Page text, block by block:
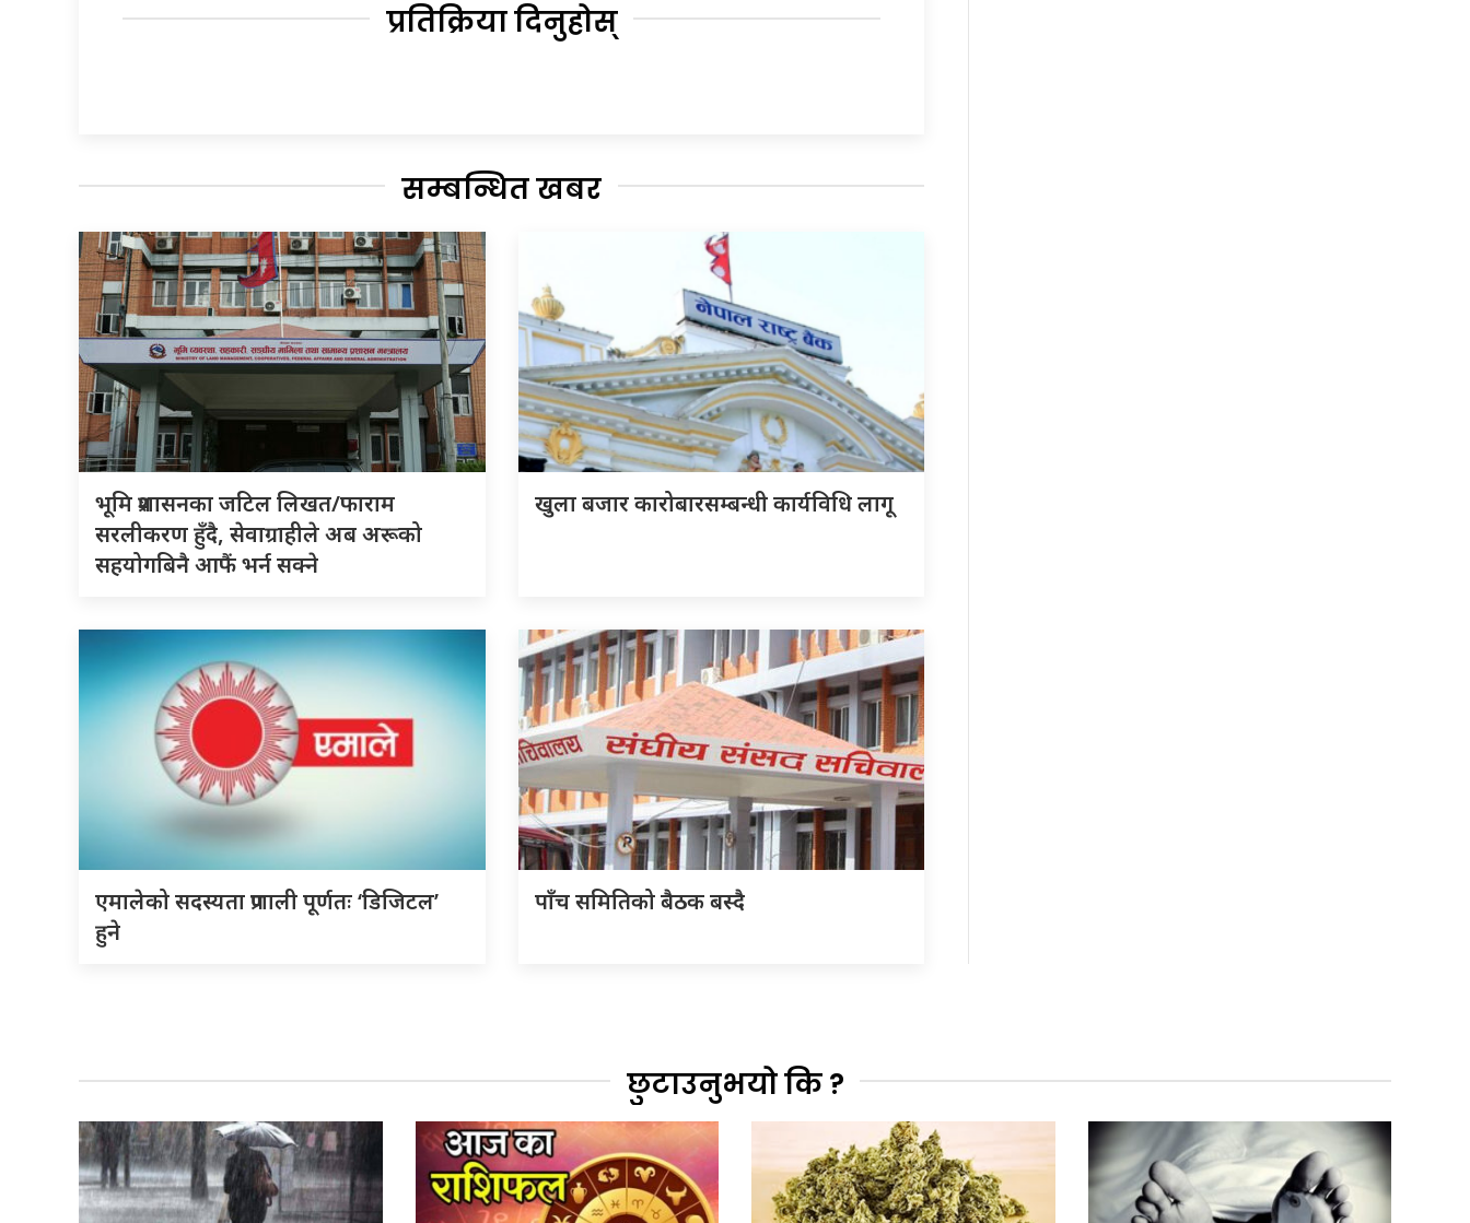
प्रतिक्रिया दिनुहोस्
सम्बन्धित खबर
भूमि प्रशासनका जटिल लिखत/फाराम
सरलीकरण हुँदै, सेवाग्राहीले अब अरूको
सहयोगबिनै आफैं भर्न सक्ने
खुला बजार कारोबारसम्बन्धी कार्यविधि लागू
एमालेको सदस्यता प्रणाली पूर्णतः ‘डिजिटल’
हुने
पाँच समितिको बैठक बस्दै
छुटाउनुभयो कि ?